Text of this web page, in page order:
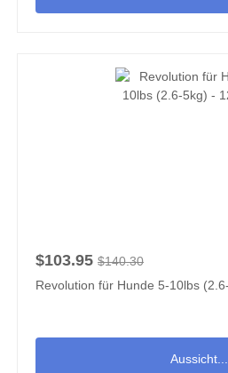
$103.95 $140.30
Revolution für Hunde 5-10lbs
Aussicht...